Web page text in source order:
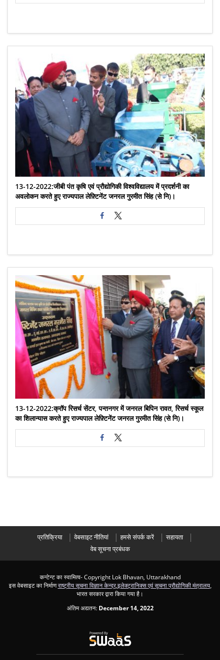
13-12-2022:जीबी पंत कृषि एवं प्रौद्योगिकी विश्वविद्यालय में प्रदर्शनी का
अवलोकन करते हुए राज्यपाल लेफ़्टिनेंट जनरल गुरमीत सिंह (से नि)।
13-12-2022:क्रॉप रिसर्च सेंटर, पन्तनगर में जनरल बिपिन रावत, रिसर्च स्कूल
का शिलान्यास करते हुए राज्यपाल लेफ़्टिनेंट जनरल गुरमीत सिंह (से नि)।
प्रतिक्रिया वेबसाइट नीतियां हमसे संपर्क करें
सहायता
वेब सूचना प्रबंधक
कन्टेन्ट का स्वामित्व- Copyright Lok Bhavan, Uttarakhand
इस वेबसाइट का निर्माणराष्ट्रीय सूचना विज्ञान केन्द्र,इलेक्ट्रानिक्स एवं सूचना प्रौद्योगिकी मंत्रालय,
भारत सरकार द्वारा किया गया है।
अंतिम अद्यतन: December 14, 2022